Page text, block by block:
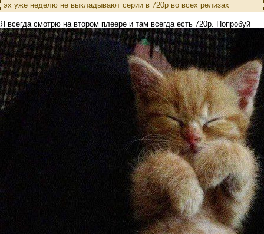
эх уже неделю не выкладывают серии в 720р во всех релизах
Я всегда смотрю на втором плеере и там всегда есть 720р. Попробуй